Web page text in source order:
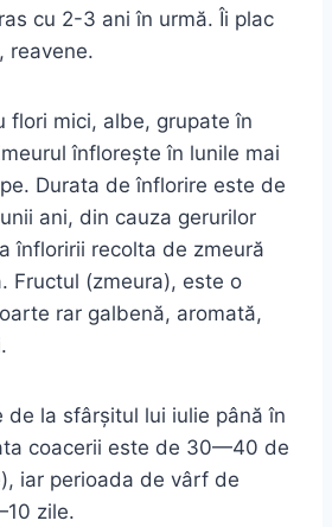
cu 2-3 ani în urmă. Îi plac
reavene.
flori mici, albe, grupate în
înfloreşte în lunile mai
Durata de înflorire este de
ani, din cauza gerurilor
înfloririi recolta de zmeură
Fructul (zmeura), este o
rar galbenă, aromată,
de la sfârşitul lui iulie până în
coacerii este de 30—40 de
iar perioada de vârf de
zile.